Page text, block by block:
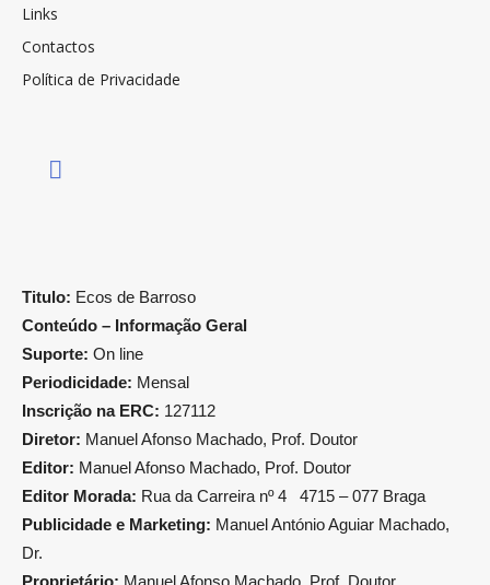
Links
Contactos
Política de Privacidade
Titulo: Ecos de Barroso
Conteúdo – Informação Geral
Suporte: On line
Periodicidade: Mensal
Inscrição na ERC: 127112
Diretor: Manuel Afonso Machado, Prof. Doutor
Editor: Manuel Afonso Machado, Prof. Doutor
Editor Morada: Rua da Carreira nº 4 4715 – 077 Braga
Publicidade e Marketing: Manuel António Aguiar Machado,
Dr.